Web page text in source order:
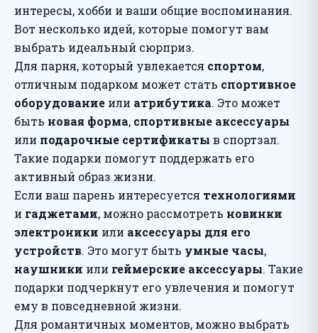
интересы, хобби и ваши общие воспоминания.
Вот несколько идей, которые помогут вам
выбрать идеальный сюрприз.
Для парня, который увлекается спортом,
отличным подарком может стать спортивное
оборудование или атрибутика. Это может
быть новая форма, спортивные аксессуары
или подарочные сертификаты в спортзал.
Такие подарки помогут поддержать его
активный образ жизни.
Если ваш парень интересуется технологиями
и гаджетами, можно рассмотреть новинки
электроники или аксессуары для его
устройств. Это могут быть умные часы,
наушники или геймерские аксессуары. Такие
подарки подчеркнут его увлечения и помогут
ему в повседневной жизни.
Для романтичных моментов, можно выбрать